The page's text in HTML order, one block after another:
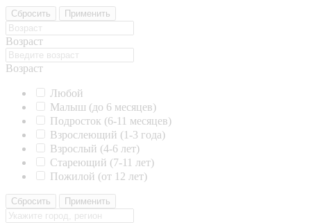
Сбросить Применить
Возраст
Возраст
Любой
Малыш (до 6 месяцев)
Подросток (6-11 месяцев)
Взрослеющий (1-3 года)
Взрослый (4-6 лет)
Стареющий (7-11 лет)
Пожилой (от 12 лет)
Сбросить Применить